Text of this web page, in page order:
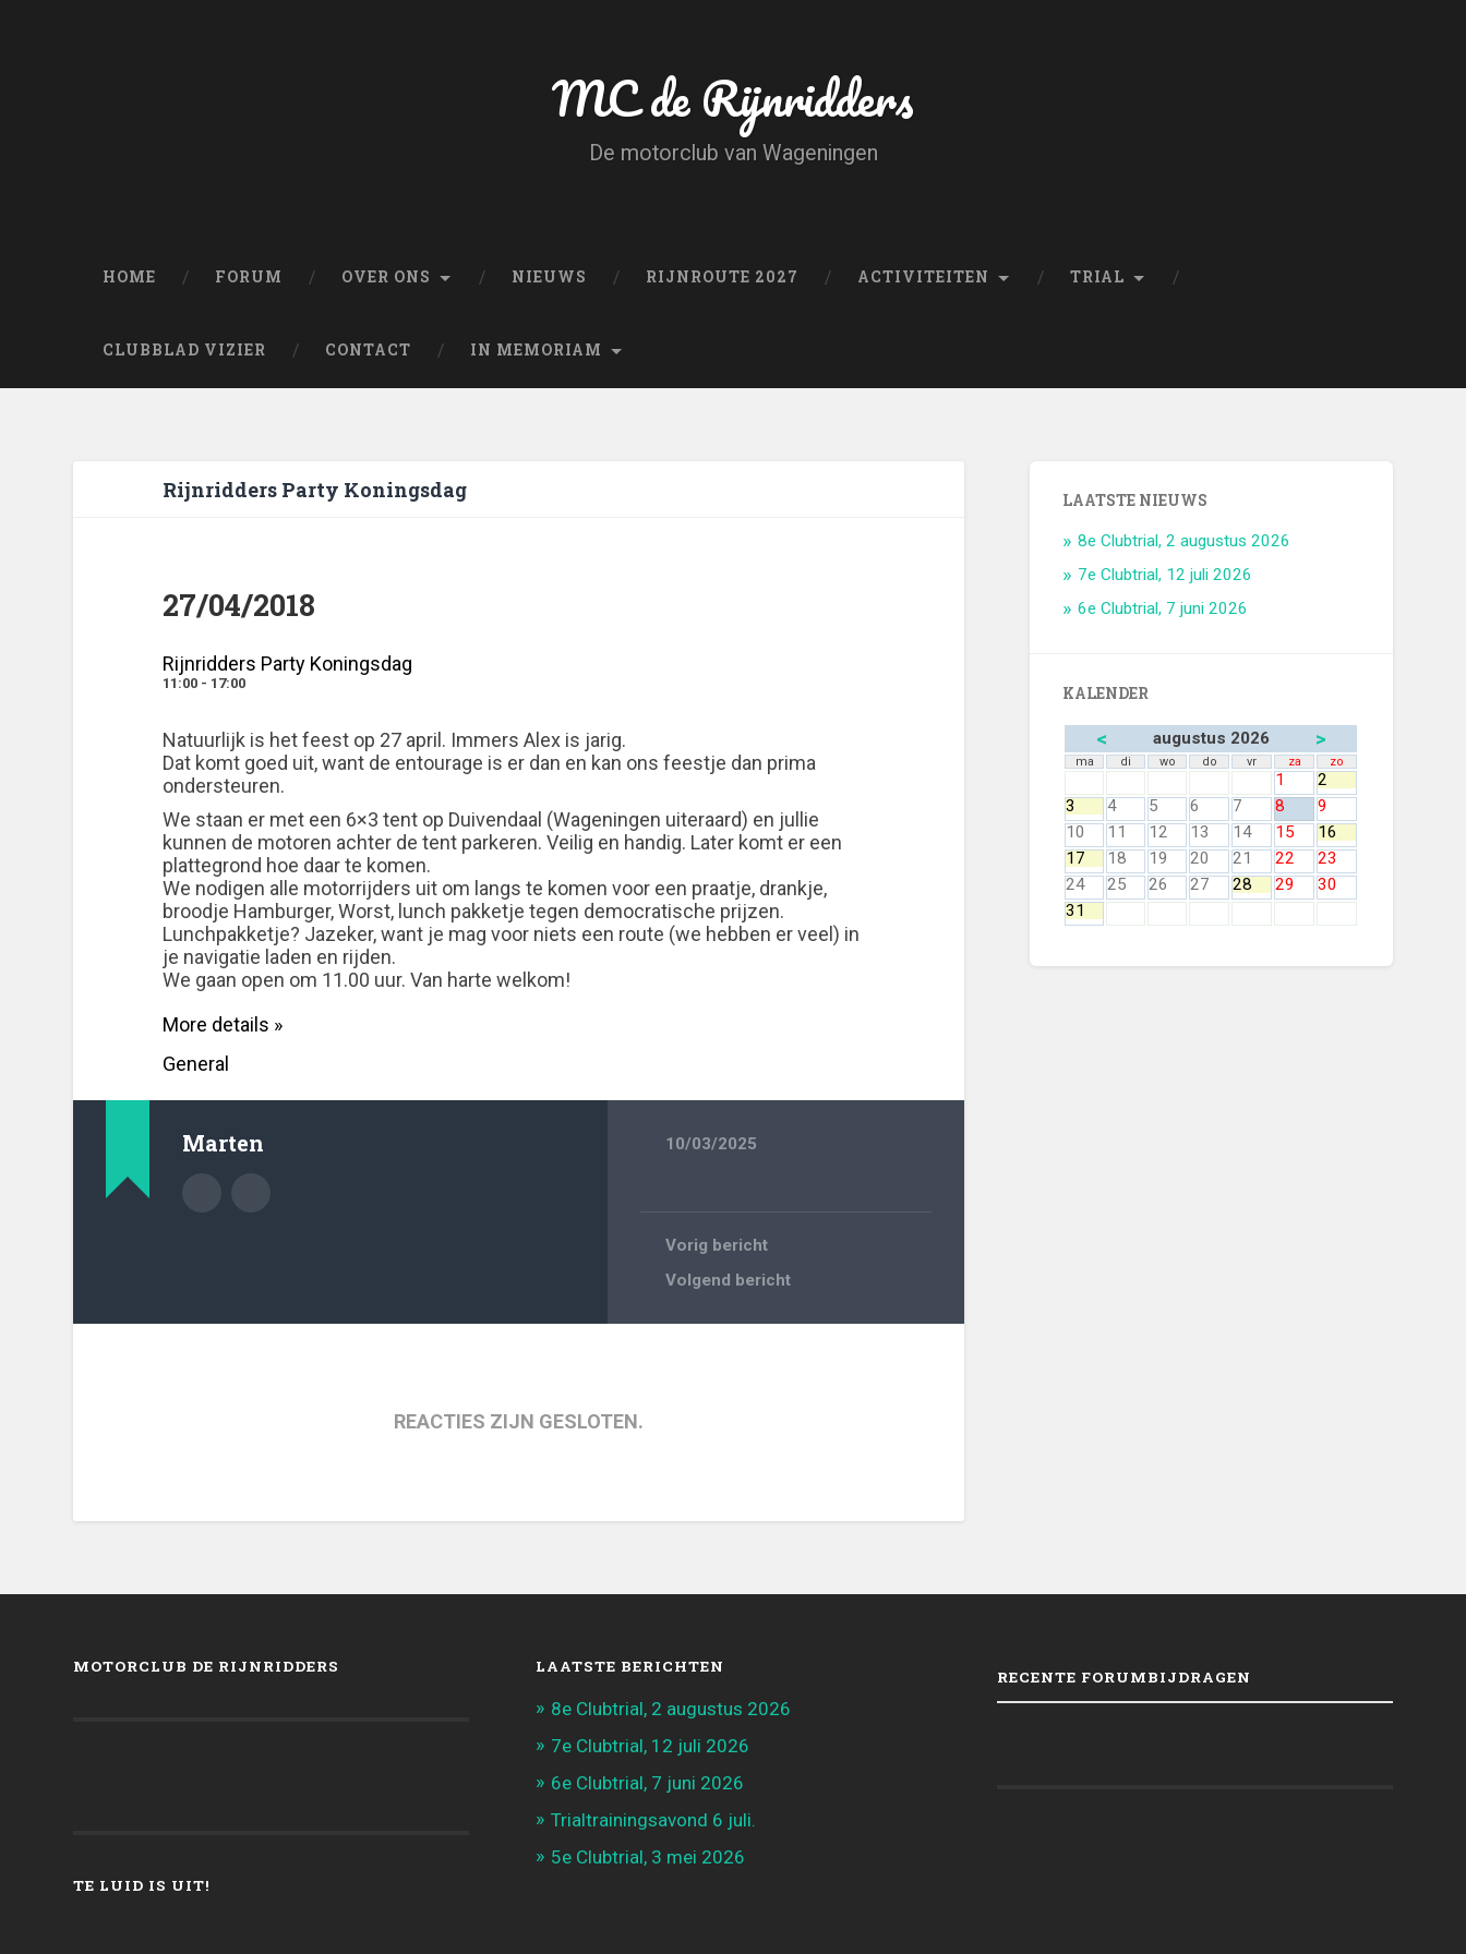
MC de Rijnridders
De motorclub van Wageningen
HOME FORUM OVER ONS NIEUWS RIJNROUTE 2027 ACTIVITEITEN TRIAL
CLUBBLAD VIZIER CONTACT IN MEMORIAM
Rijnridders Party Koningsdag
27/04/2018
Rijnridders Party Koningsdag
11:00 - 17:00
Natuurlijk is het feest op 27 april. Immers Alex is jarig.
Dat komt goed uit, want de entourage is er dan en kan ons feestje dan prima
ondersteuren.
We staan er met een 6×3 tent op Duivendaal (Wageningen uiteraard) en jullie
kunnen de motoren achter de tent parkeren. Veilig en handig. Later komt er een
plattegrond hoe daar te komen.
We nodigen alle motorrijders uit om langs te komen voor een praatje, drankje,
broodje Hamburger, Worst, lunch pakketje tegen democratische prijzen.
Lunchpakketje? Jazeker, want je mag voor niets een route (we hebben er veel) in
je navigatie laden en rijden.
We gaan open om 11.00 uur. Van harte welkom!
More details »
General
Marten 10/03/2025
Vorig bericht
Volgend bericht
REACTIES ZIJN GESLOTEN.
LAATSTE NIEUWS
8e Clubtrial, 2 augustus 2026
7e Clubtrial, 12 juli 2026
6e Clubtrial, 7 juni 2026
KALENDER
< augustus 2026 >
ma di wo do vr za zo
1
2
3
4 5 6 7 8
9
10
11 12 13 14 15
16
17
18 19 20 21 22
23
24
25 26 27 28 29
30
31
MOTORCLUB DE RIJNRIDDERS
TE LUID IS UIT!
LAATSTE BERICHTEN
8e Clubtrial, 2 augustus 2026
7e Clubtrial, 12 juli 2026
6e Clubtrial, 7 juni 2026
Trialtrainingsavond 6 juli.
5e Clubtrial, 3 mei 2026
RECENTE FORUMBIJDRAGEN